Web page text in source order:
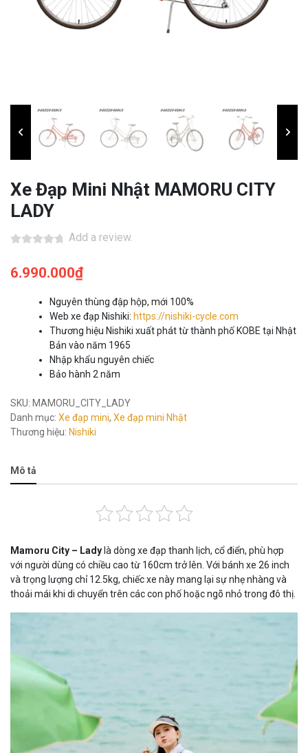
Xe Đạp Mini Nhật MAMORU CITY
LADY
Add a review.
6.990.000₫
Nguyên thùng đập hộp, mới 100%
Web xe đạp Nishiki: https://nishiki-cycle.com
Thương hiệu Nishiki xuất phát từ thành phố KOBE tại Nhật
Bản vào năm 1965
Nhập khẩu nguyên chiếc
Bảo hành 2 năm
SKU: MAMORU_CITY_LADY
Danh mục: Xe đạp mini, Xe đạp mini Nhật
Thương hiệu: Nishiki
Mô tả
Mamoru City – Lady là dòng xe đạp thanh lịch, cổ điển, phù hợp
với người dùng có chiều cao từ 160cm trở lên. Với bánh xe 26 inch
và trọng lượng chỉ 12.5kg, chiếc xe này mang lại sự nhẹ nhàng và
thoải mái khi di chuyển trên các con phố hoặc ngõ nhỏ trong đô thị.